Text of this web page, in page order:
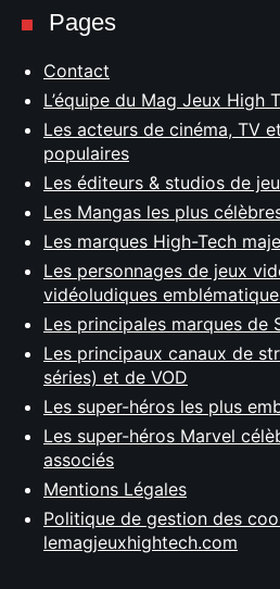
Pages
Contact
L’équipe du Mag Jeux High
Les acteurs de cinéma, TV
populaires
Les éditeurs & studios de
Les Mangas les plus
Les marques High-Tech
Les personnages de jeux
vidéoludiques
Les principales marques de
Les principaux canaux de
séries) et de VOD
Les super-héros les plus
Les super-héros Marvel
associés
Mentions Légales
Politique de gestion des
lemagjeuxhightech.com